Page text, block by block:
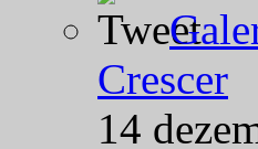
Crescer
14